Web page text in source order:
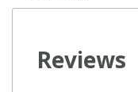
Reviews